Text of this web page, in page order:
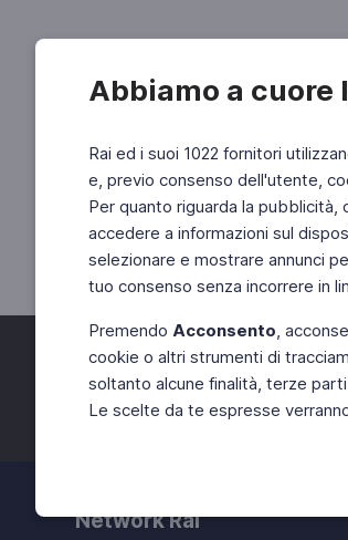
Abbiamo a cuore
Rai ed i suoi 1022 fornitori
e, previo consenso dell'utente,
Per quanto riguarda la
accedere a informazioni sul
selezionare e mostrare annunci
tuo consenso senza incorrere in
Premendo Acconsento,
cookie o altri strumenti di
soltanto alcune finalità, terze
Le scelte da te espresse
Facebook